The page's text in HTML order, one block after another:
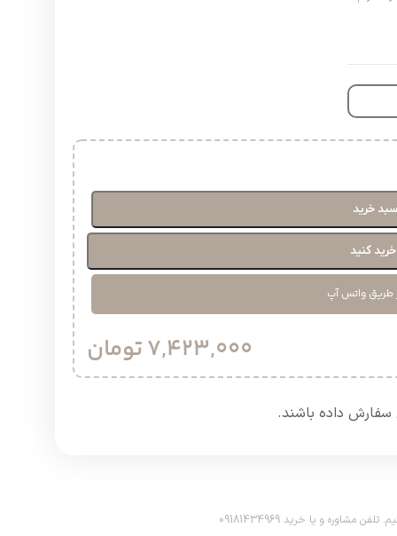
خرید
کنید
طریق واتس آپ
7,423,000تومان
سفارش داده باشند.​
و یا خرید 09181434969